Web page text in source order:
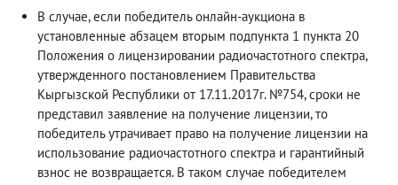
В случае, если победитель онлайн-аукциона в
установленные абзацем вторым подпункта 1 пункта 20
Положения о лицензировании радиочастотного спектра,
утвержденного постановлением Правительства
Кыргызской Республики от 17.11.2017г. №754, сроки не
представил заявление на получение лицензии, то
победитель утрачивает право на получение лицензии на
использование радиочастотного спектра и гарантийный
взнос не возвращается. В таком случае победителем